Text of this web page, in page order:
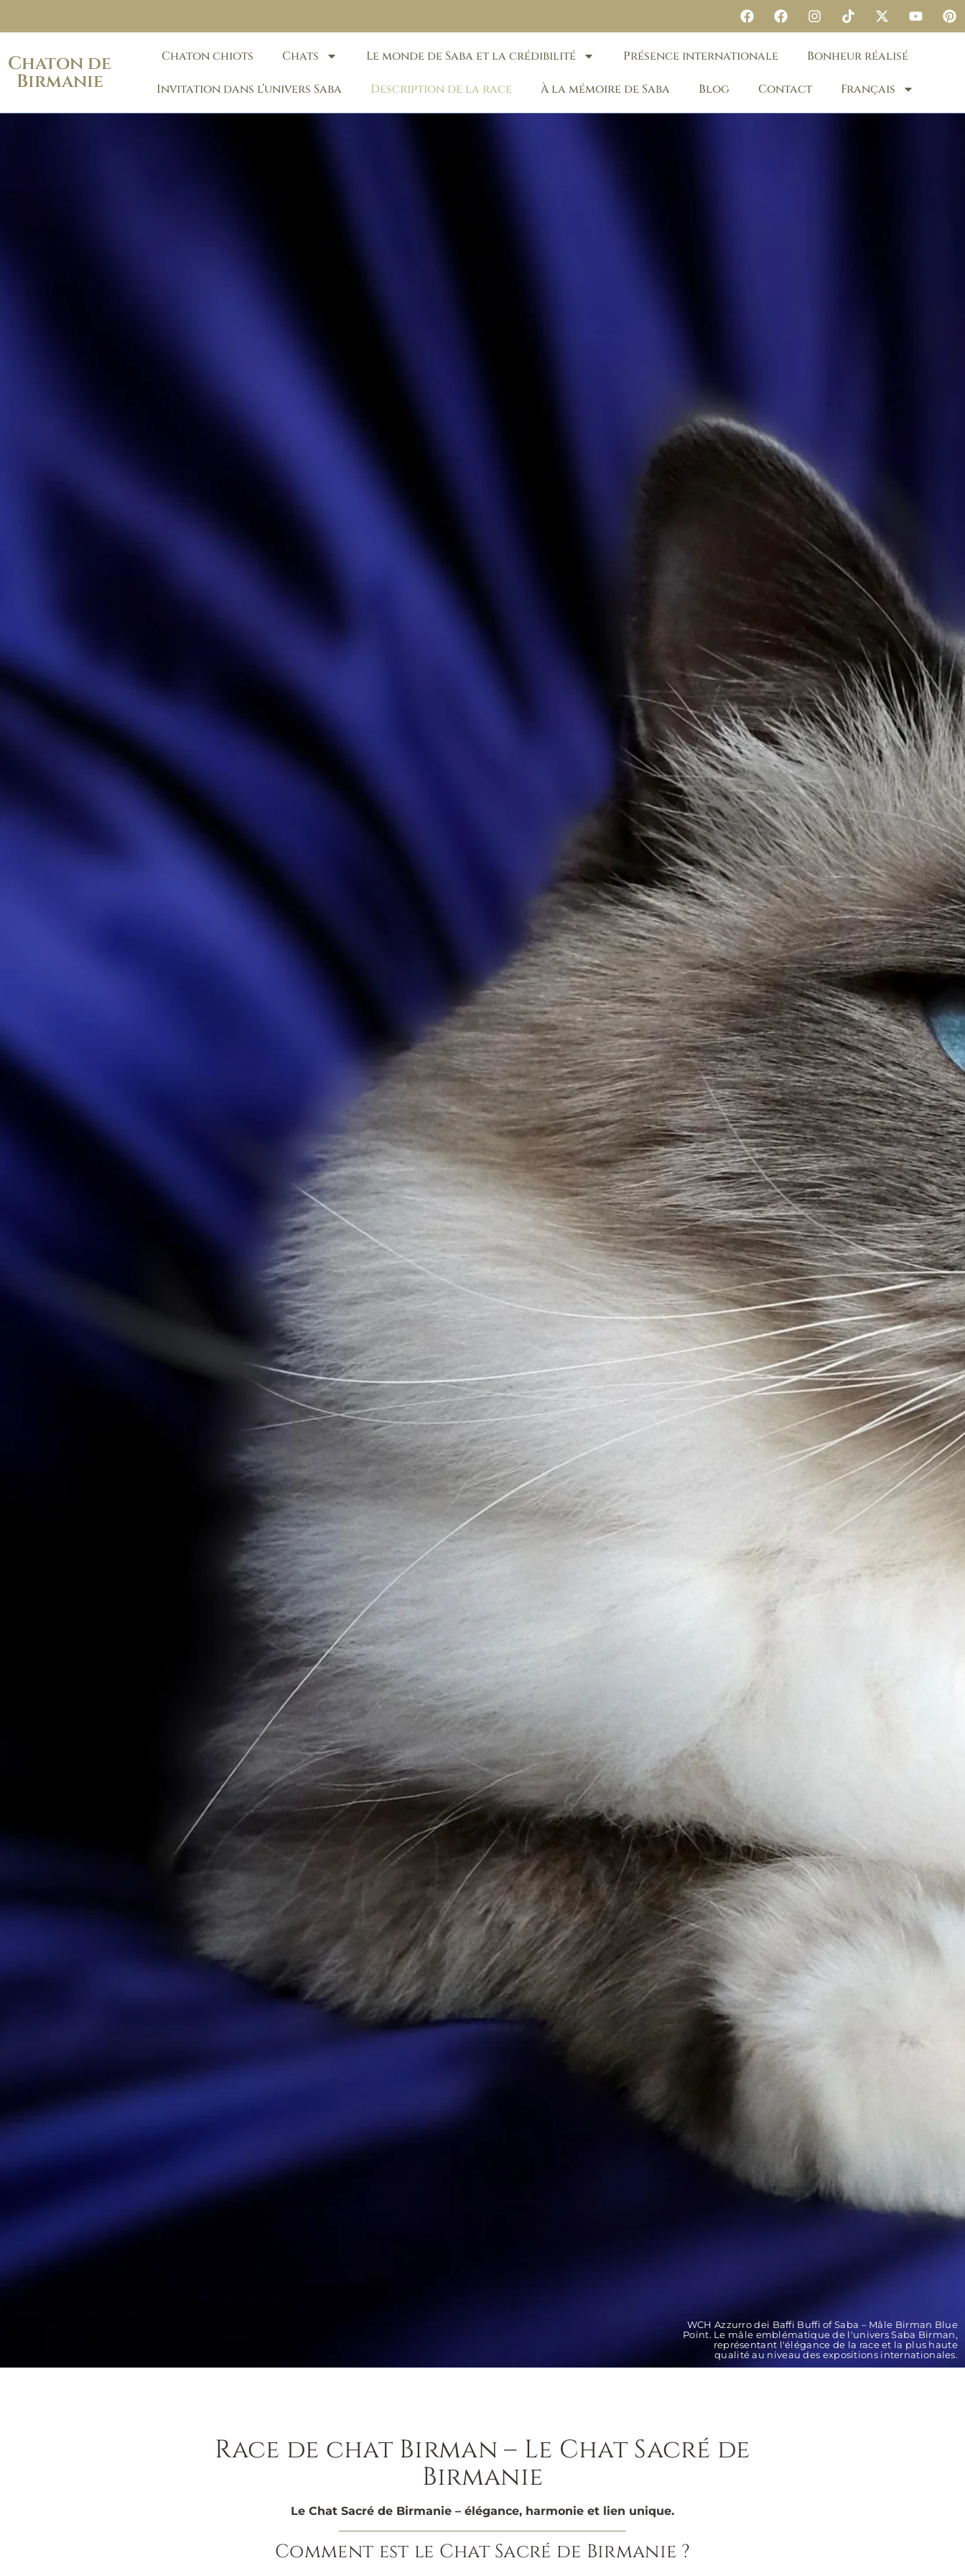
Chaton de
Birmanie
Chaton chiots Chats Le monde de Saba et la crédibilité Présence internationale Bonheur réalisé
Invitation dans l’univers Saba Description de la race À la mémoire de Saba Blog Contact Français
WCH Azzurro dei Baffi Buffi of Saba – Mâle Birman Blue
Point. Le mâle emblématique de l'univers Saba Birman,
représentant l'élégance de la race et la plus haute
qualité au niveau des expositions internationales.
Race de chat Birman – Le Chat Sacré de
Birmanie
Le Chat Sacré de Birmanie – élégance, harmonie et lien unique.
Comment est le Chat Sacré de Birmanie ?